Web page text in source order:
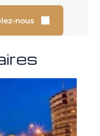
nous